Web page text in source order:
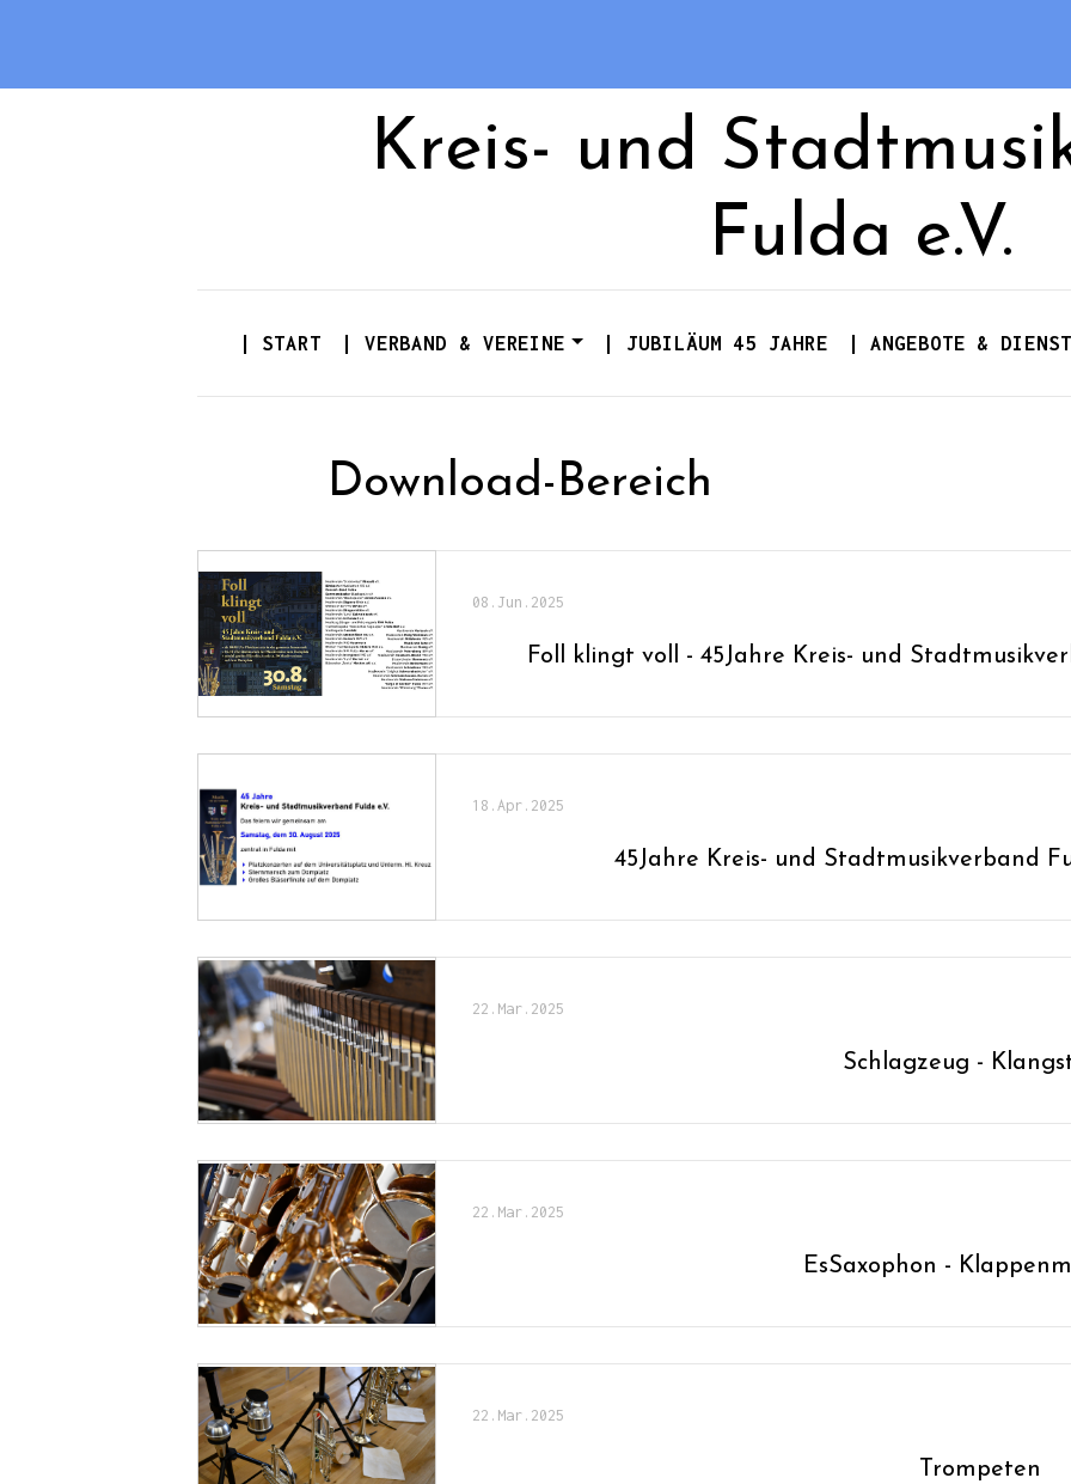
Kreis- und
Fulda e.V.
| START | VERBAND & VEREINE | JUBILÄUM 45 JAHRE | ANGEBOTE &
Download-Bereich
08.Jun.2025
Foll klingt voll - 45Jahre Kreis- und
18.Apr.2025
45Jahre Kreis- und Stadtmusikverband
22.Mar.2025
Schlagzeug -
22.Mar.2025
EsSaxophon -
22.Mar.2025
Trompeten